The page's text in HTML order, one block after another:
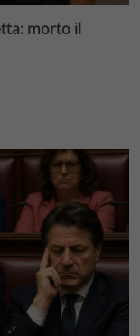
morto il